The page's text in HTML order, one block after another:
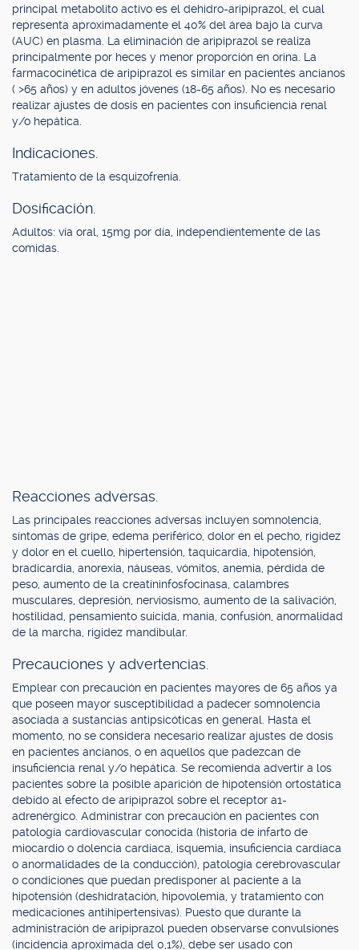
principal metabolito activo es el dehidro-aripiprazol, el cual
representa aproximadamente el 40% del área bajo la curva
(AUC) en plasma. La eliminación de aripiprazol se realiza
principalmente por heces y menor proporción en orina. La
farmacocinética de aripiprazol es similar en pacientes ancianos
( >65 años) y en adultos jóvenes (18-65 años). No es necesario
realizar ajustes de dosis en pacientes con insuficiencia renal
y/o hepática.
Indicaciones.
Tratamiento de la esquizofrenia.
Dosificación.
Adultos: vía oral, 15mg por día, independientemente de las
comidas.
Reacciones adversas.
Las principales reacciones adversas incluyen somnolencia,
síntomas de gripe, edema periférico, dolor en el pecho, rigidez
y dolor en el cuello, hipertensión, taquicardia, hipotensión,
bradicardia, anorexia, náuseas, vómitos, anemia, pérdida de
peso, aumento de la creatininfosfocinasa, calambres
musculares, depresión, nerviosismo, aumento de la salivación,
hostilidad, pensamiento suicida, manía, confusión, anormalidad
de la marcha, rigidez mandibular.
Precauciones y advertencias.
Emplear con precaución en pacientes mayores de 65 años ya
que poseen mayor susceptibilidad a padecer somnolencia
asociada a sustancias antipsicóticas en general. Hasta el
momento, no se considera necesario realizar ajustes de dosis
en pacientes ancianos, o en aquellos que padezcan de
insuficiencia renal y/o hepática. Se recomienda advertir a los
pacientes sobre la posible aparición de hipotensión ortostática
debido al efecto de aripiprazol sobre el receptor a1-
adrenérgico. Administrar con precaución en pacientes con
patología cardiovascular conocida (historia de infarto de
miocardio o dolencia cardíaca, isquemia, insuficiencia cardíaca
o anormalidades de la conducción), patología cerebrovascular
o condiciones que puedan predisponer al paciente a la
hipotensión (deshidratación, hipovolemia, y tratamiento con
medicaciones antihipertensivas). Puesto que durante la
administración de aripiprazol pueden observarse convulsiones
(incidencia aproximada del 0,1%), debe ser usado con